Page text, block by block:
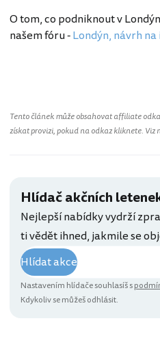
O tom, co podniknout v
našem fóru -Londýn, návrh
Tento článek může obsahovat affiliate
získat provizi, pokud na odkaz kliknete. Viz
Hlídač akčních
Nejlepší nabídky vydrží
ti vědět ihned, jakmile se
Hlídat akce
Nastavením hlídače souhlasíš s
Kdykoliv se můžeš odhlásit.